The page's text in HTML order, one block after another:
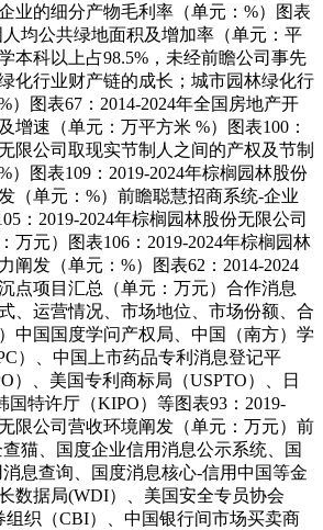
业的细分产物毛利率（单元：%）图表
人均公共绿地面积及增加率（单元：平
本科以上占98.5%，未经前瞻公司事先
化行业财产链的成长；城市园林绿化行
）图表67：2014-2024年全国房地产开
增速（单元：万平方米 %）图表100：
限公司取现实节制人之间的产权及节制
）图表109：2019-2024年棕榈园林股份
（单元：%）前瞻聪慧招商系统-企业
：2019-2024年棕榈园林股份无限公司
万元）图表106：2019-2024年棕榈园林
阐发（单元：%）图表62：2014-2024
点项目汇总（单元：万元）合作消息
、运营情况、市场地位、市场份额、合
中国国度学问产权局、中国（南方）学
）、中国上市药品专利消息登记平
）、美国专利商标局（USPTO）、日
国特许厅（KIPO）等图表93：2019-
限公司营收环境阐发（单元：万元）前
猫、国度企业信用消息公示系统、国
息查询、国度消息核心-信用中国等金
数据局(WDI）、美国安全专员协会
组织（CBI）、中国银行间市场买卖商